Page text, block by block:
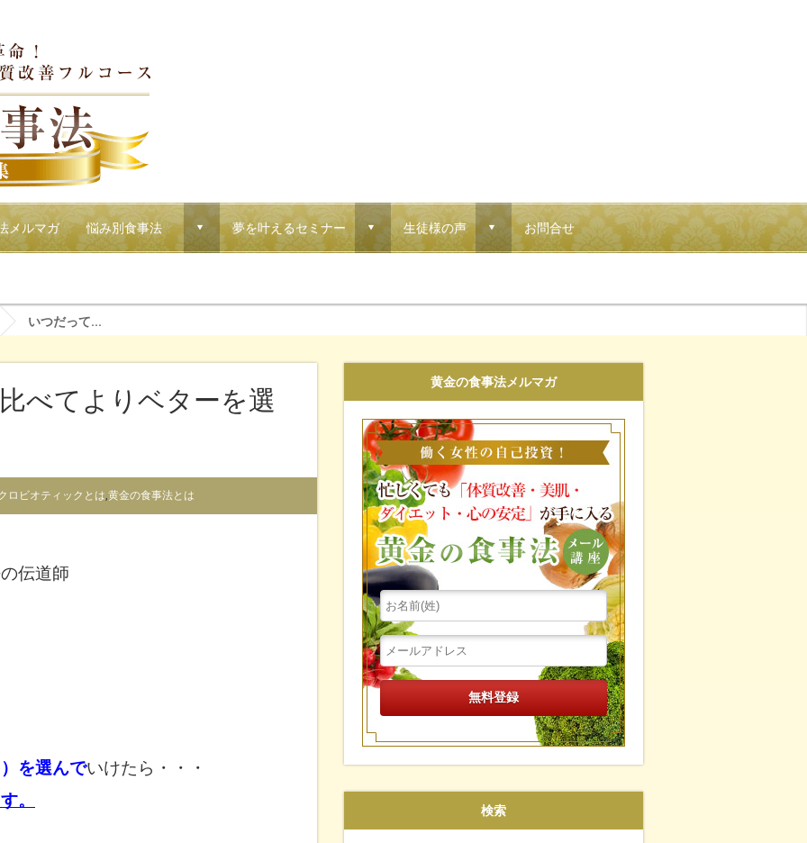
メルマガ 悩み別食事法 d 夢を叶えるセミナー d 生徒様の声 d お問合せ
いつだって...
べてよりベターを選
ロビオティックとは,黄金の食事法とは
伝道師
を選んでいけたら・・・
。
黄金の食事法メルマガ
検索